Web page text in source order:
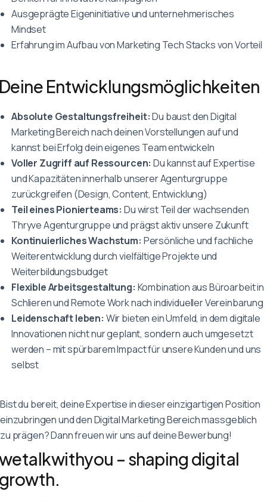
Ausgeprägte Eigeninitiative und unternehmerisches
Mindset
Erfahrung im Aufbau von Marketing Tech Stacks von Vorteil
Entwicklungsmöglichkeiten
Absolute Gestaltungsfreiheit:Du baust den Digital
Marketing Bereich nach deinen Vorstellungen auf und
kannst bei Erfolg dein eigenes Team entwickeln
Voller Zugriff auf Ressourcen: Du kannst auf Expertise
und Kapazitäten innerhalb unserer Agenturgruppe
zurückgreifen (Design, Content, Entwicklung)
Teil eines Pionierteams: Du wirst Teil der wachsenden
Thryve Agenturgruppe und prägst aktiv unsere Zukunft
Kontinuierliches Wachstum: Persönliche und fachliche
Weiterentwicklung durch vielfältige Projekte und
Weiterbildungsbudget
Flexible Arbeitsgestaltung: Kombination aus Büroarbeit in
Schlieren und Remote Work nach individueller Vereinbarung
Leidenschaft leben: Wir bieten ein Umfeld, in dem digitale
Innovationen nicht nur geplant, sondern auch umgesetzt
werden – mit spürbarem Impact für unsere Kunden und uns
selbst
Bist du bereit, deine Expertise in dieser einzigartigen Position
einzubringen und den Digital Marketing Bereich massgeblich
zu prägen? Dann freuen wir uns auf deine Bewerbung!
– shaping digital